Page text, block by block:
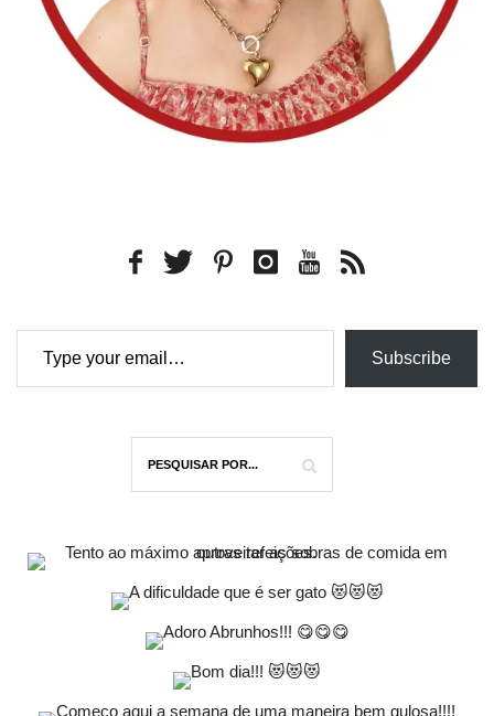
Type your email…
Subscribe